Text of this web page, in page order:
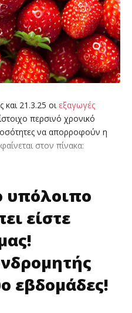
και 21.3.25 οι εξαγωγές
περσινό χρονικό
να απορροφούν η
στον πίνακα:
υπόλοιπο
είστε
εβδομάδες!